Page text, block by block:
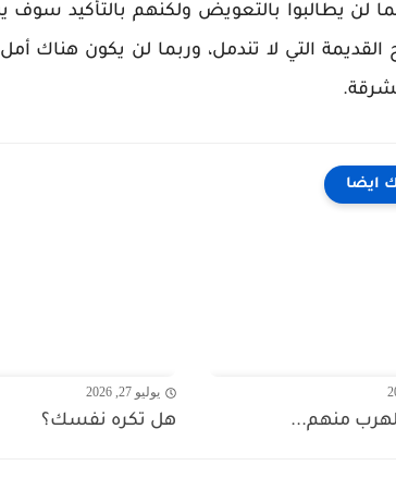
لن يطالبوا بالتعويض ولكنهم بالتأكيد
القديمة التي لا تندمل، وربما لن يكون هناك
ايضا
منهم...
يوليو 27, 2026
هل تكره نفسك؟